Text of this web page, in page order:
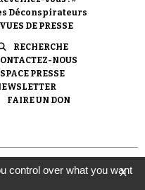
Vera
Déconspirateurs
DE PRESSE
RECHERCHE
NOUS
PRESSE
FAIRE UN DON
réalisation de
loi de 1901) avec
de la Shoah.
X
control over what you want